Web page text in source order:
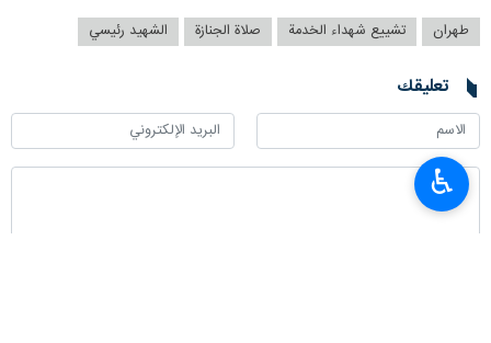
طهران تشييع شهداء الخدمة صلاة الجنازة الشهيد رئيسي
تعليقك
♿︎